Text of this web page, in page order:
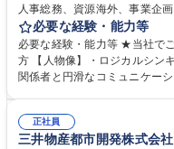
人事総務、資源海外、事業企
す。 【業務内容の一例】■所
務 ■営業部門の企画スタッフ、ルート営業 【キャリ
ポジションで一定期間ご活躍
鑑みてジョブローテーション
表するインフラ企業 #ポテンシ
必要な経験・能力等
必要な経験・能力等 ★当社で
方 【人物像】・ロジカルシン
関係者と円滑なコミュニケーションを図れる
72.html ■エネルギーセキュリ
甚大化など、これまで以上に
正社員
三井物産都市開発株式会社